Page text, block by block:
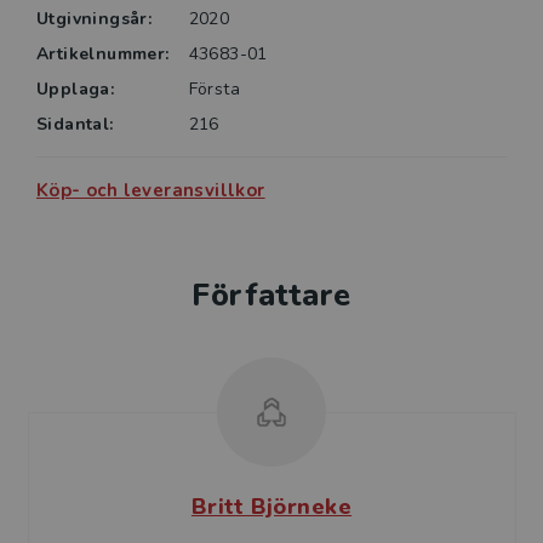
Utgivningsår:
2020
Artikelnummer:
43683-01
Upplaga:
Första
Sidantal:
216
Köp- och leveransvillkor
Författare
Britt Björneke